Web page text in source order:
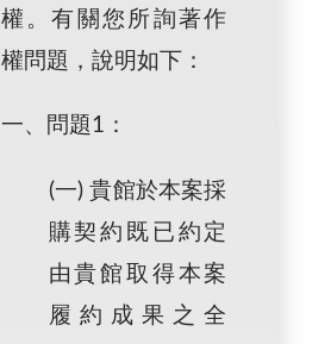
權。有關您所詢著作
權問題，說明如下：
一、問題1：
(一) 貴館於本案採
購契約既已約定
由貴館取得本案
履約成果之全